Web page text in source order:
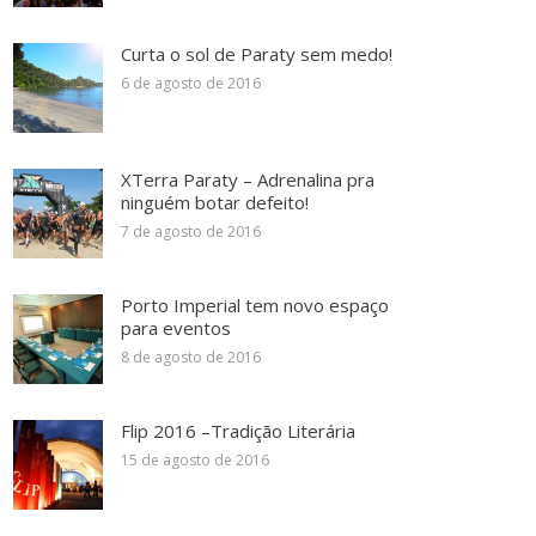
Curta o sol de Paraty sem medo!
6 de agosto de 2016
XTerra Paraty – Adrenalina pra
ninguém botar defeito!
7 de agosto de 2016
Porto Imperial tem novo espaço
para eventos
8 de agosto de 2016
Flip 2016 –Tradição Literária
15 de agosto de 2016